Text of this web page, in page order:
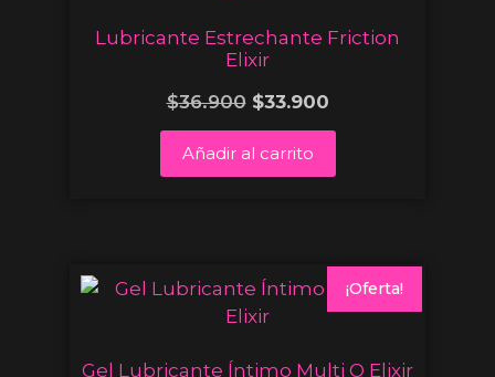
Lubricante Estrechante Friction
Elixir
$36.900 $33.900
Añadir al carrito
¡Oferta!
Gel Lubricante Íntimo Multi O Elixir